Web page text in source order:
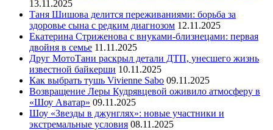
13.11.2025
Таня Шишова делится переживаниями: борьба за
здоровье сына с редким диагнозом 12.11.2025
Екатерина Стриженова с внуками-близнецами: первая
двойня в семье 11.11.2025
Друг МотоТани раскрыл детали ДТП, унесшего жизнь
известной байкерши 10.11.2025
Как выбрать тушь Vivienne Sabo 09.11.2025
Возвращение Леры Кудрявцевой оживило атмосферу в
«Шоу Аватар» 09.11.2025
Шоу «Звезды в джунглях»: новые участники и
экстремальные условия 08.11.2025